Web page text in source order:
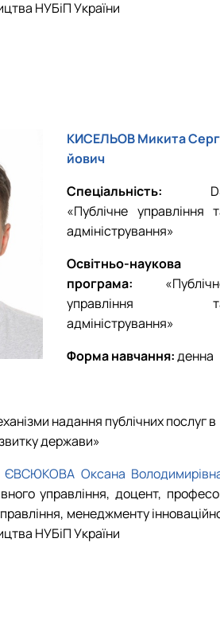
НУБіП України
КИСЕЛЬОВ Микита
йович
Спеціальність: D
«Публічне управління
адміністрування»
Освітньо-наукова
програма: «
управління
адміністрування»
Форма навчання:денна
надання публічних послуг в
держави»
ЄВСЮКОВА Оксана
управління, доцент,
менеджменту
НУБіП України